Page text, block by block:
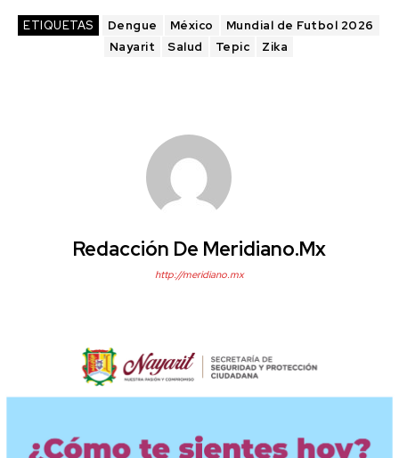
ETIQUETAS Dengue México
Mundial de Futbol 2026
Nayarit
Salud Tepic Zika
Redacción De Meridiano.mx
http://meridiano.mx